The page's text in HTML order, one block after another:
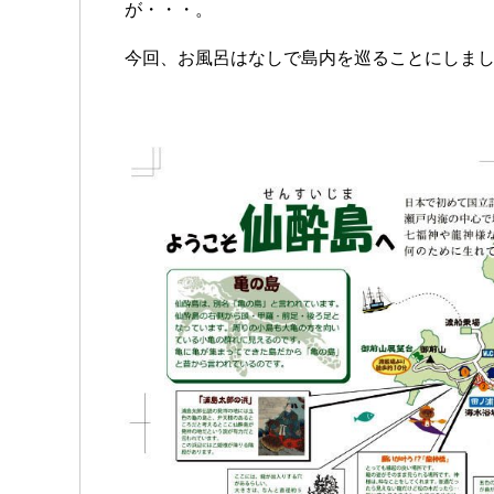
が・・・。
今回、お風呂はなしで島内を巡ることにしま